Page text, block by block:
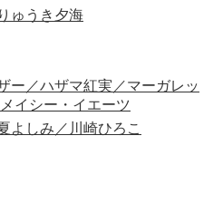
ゅうき夕海
ー／ハザマ紅実／マーガレッ
イシー・イエーツ
よしみ／川崎ひろこ